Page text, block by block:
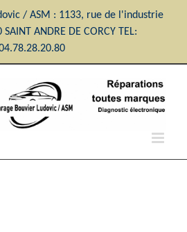
/ ASM : 1133, rue de l'industrie
ANDRE DE CORCY TEL: